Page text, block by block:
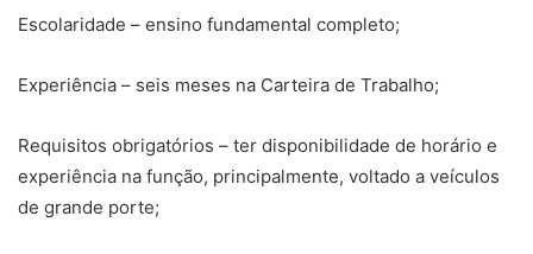
Escolaridade – ensino fundamental completo;
Experiência – seis meses na Carteira de Trabalho;
Requisitos obrigatórios – ter disponibilidade de horário e
experiência na função, principalmente, voltado a veículos
de grande porte;